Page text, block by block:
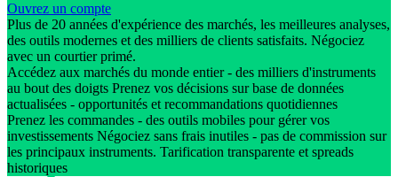
Ouvrez un compte
Plus de 20 années d'expérience des marchés, les meilleures analyses,
des outils modernes et des milliers de clients satisfaits. Négociez
avec un courtier primé.
Accédez aux marchés du monde entier - des milliers d'instruments
au bout des doigts Prenez vos décisions sur base de données
actualisées - opportunités et recommandations quotidiennes
Prenez les commandes - des outils mobiles pour gérer vos
investissements Négociez sans frais inutiles - pas de commission sur
les principaux instruments. Tarification transparente et spreads
historiques